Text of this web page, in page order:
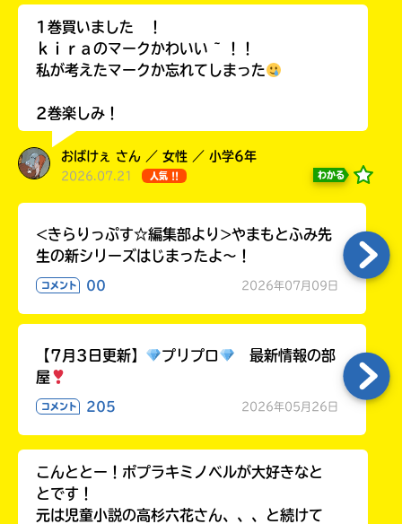
1巻買いました ！
ｋｉｒａのマークかわいい ~ ！！
私が考えたマークか忘れてしまった
2巻楽しみ！
おばけぇ さん ／ 女性 ／ 小学6年
2026.07.21 人気 !! わかる
<きらりっぷす☆編集部より>やまもとふみ先
生の新シリーズはじまったよ～！
コメント 00 2026年07月09日
【7月3日更新】 プリプロ
最新情報の部
屋
コメント 205 2026年05月26日
こんととー！ポプラキミノベルが大好きなと
とです！
元は児童小説の高杉六花さん、、、と続けて
い
い
の
で、
も
確
し
み
て